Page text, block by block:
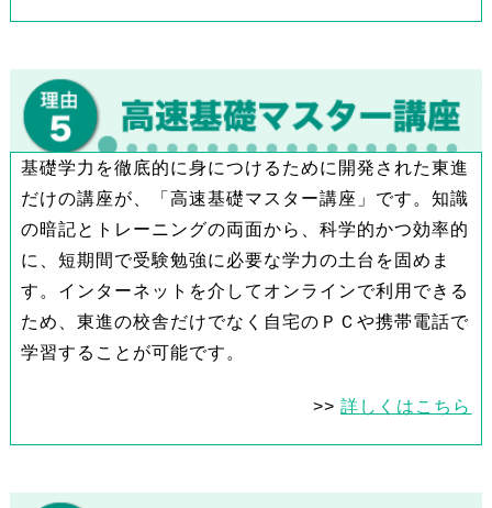
基礎学力を徹底的に身につけるために開発された東進
だけの講座が、「高速基礎マスター講座」です。知識
の暗記とトレーニングの両面から、科学的かつ効率的
に、短期間で受験勉強に必要な学力の土台を固めま
す。インターネットを介してオンラインで利用できる
ため、東進の校舎だけでなく自宅のＰＣや携帯電話で
学習することが可能です。
>>詳しくはこちら